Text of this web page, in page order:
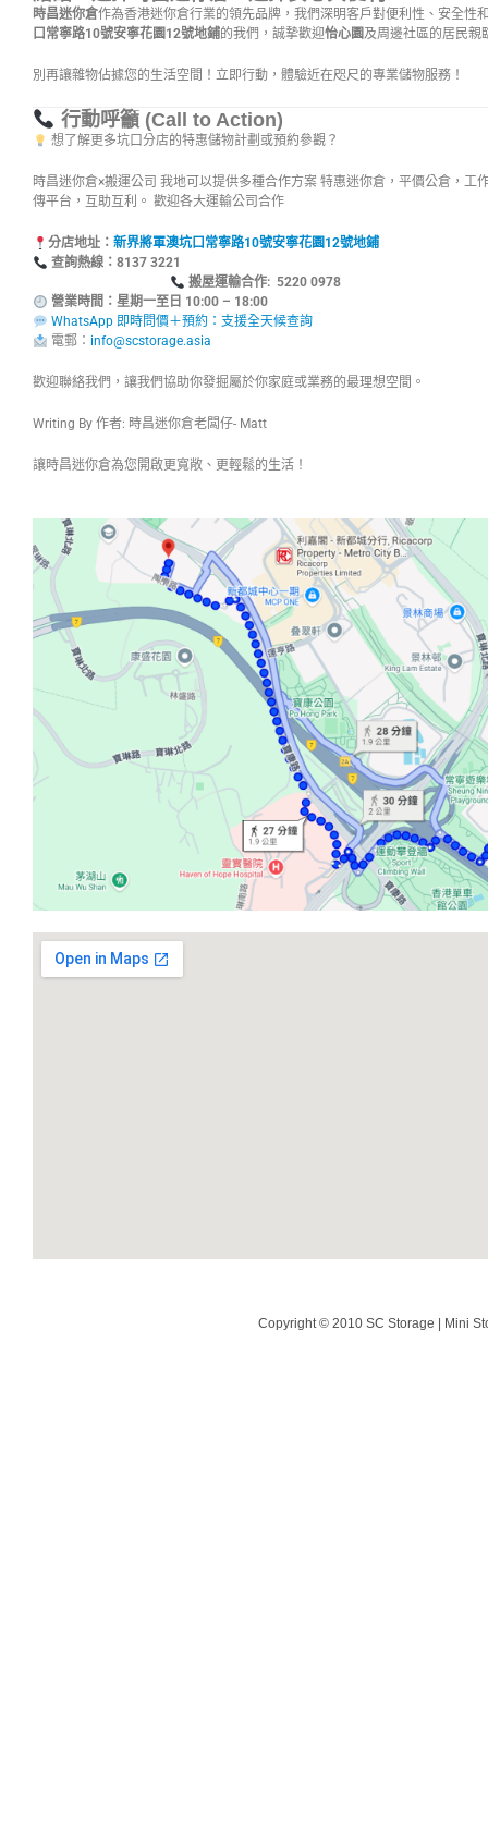
時昌迷你倉作為香港迷你倉行業的領先品牌，我們深明客戶對便利性、安全性
口常寧路10號安寧花園12號地鋪的我們，誠摯歡迎怡心園及周邊社區的居民親
別再讓雜物佔據您的生活空間！立即行動，體驗近在咫尺的專業儲物服務！
行動呼籲 (Call to Action)
想了解更多坑口分店的特惠儲物計劃或預約參觀？
時昌迷你倉×搬運公司 我地可以提供多種合作方案 特惠迷你倉，平價公倉，工
傳平台，互助互利。 歡迎各大運輸公司合作
分店地址： 新界將軍澳坑口常寧路10號安寧花園12號地鋪
查詢熱線：
搬屋運輸合作: 5220 0978
營業時間：星期一至日 10:00 – 18:00
WhatsApp 即時問價＋預約：支援全天候查詢
電郵： info@scstorage.asia
歡迎聯絡我們，讓我們協助你發掘屬於你家庭或業務的最理想空間。
Writing By 作者: 時昌迷你倉老闆仔- Matt
讓時昌迷你倉為您開啟更寬敞、更輕鬆的生活！
Copyright © 2010 SC Storage | Mini